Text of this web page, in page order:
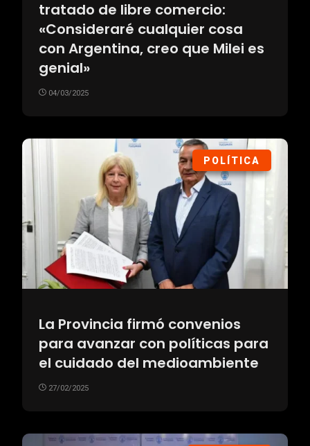
tratado de libre comercio:
«Consideraré cualquier cosa
con Argentina, creo que Milei es
genial»
04/03/2025
POLÍTICA
La Provincia firmó convenios
para avanzar con políticas para
el cuidado del medioambiente
27/02/2025